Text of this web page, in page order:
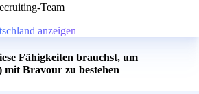
Team
anzeigen
Fähigkeiten brauchst, um
Bravour zu bestehen